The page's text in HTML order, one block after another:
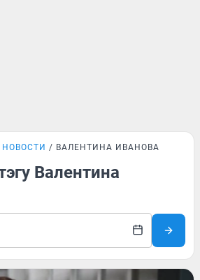
НОВОСТИ ВАЛЕНТИНА ИВАНОВА
Валентина